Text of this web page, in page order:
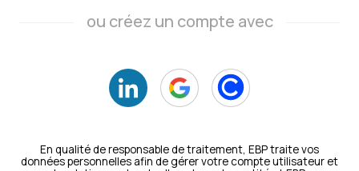
ou créez un compte avec
En qualité de responsable de traitement, EBP traite vos
données personnelles afin de gérer votre compte utilisateur et